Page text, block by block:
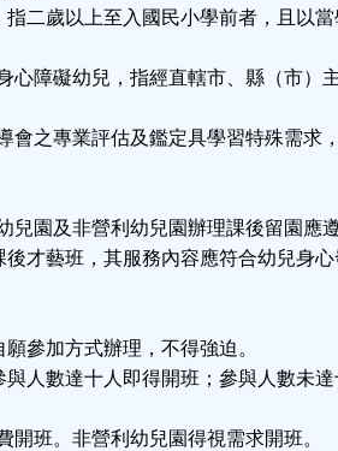
指二歲以上至入國民小學前者，且以
障礙幼兒，指經直轄市、縣（市）
之專業評估及鑑定具學習特殊需求
兒園及非營利幼兒園辦理課後留園應
後才藝班，其服務內容應符合幼兒身
參加方式辦理，不得強迫。
與人數達十人即得開班；參與人數未
班。非營利幼兒園得視需求開班。